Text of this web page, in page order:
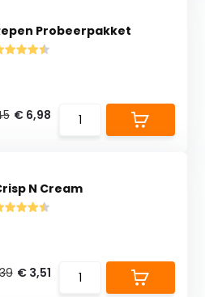
Probeerpakket
€ 6,98
N Cream
€ 3,51